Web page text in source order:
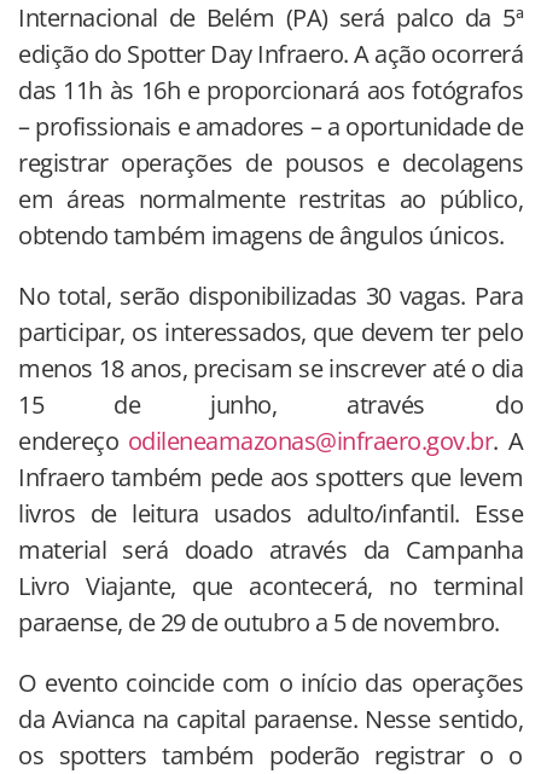
Internacional de Belém (PA) será palco da 5ª
edição do Spotter Day Infraero. A ação ocorrerá
das 11h às 16h e proporcionará aos fotógrafos
– profissionais e amadores – a oportunidade de
registrar operações de pousos e decolagens
em áreas normalmente restritas ao público,
obtendo também imagens de ângulos únicos.
No total, serão disponibilizadas 30 vagas. Para
participar, os interessados, que devem ter pelo
menos 18 anos, precisam se inscrever até o dia
15 de junho, através do
endereço odileneamazonas@infraero.gov.br. A
Infraero também pede aos spotters que levem
livros de leitura usados adulto/infantil. Esse
material será doado através da Campanha
Livro Viajante, que acontecerá, no terminal
paraense, de 29 de outubro a 5 de novembro.
O evento coincide com o início das operações
da Avianca na capital paraense. Nesse sentido,
os spotters também poderão registrar o o